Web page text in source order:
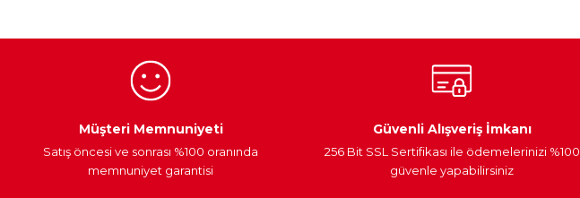
Egzoz Sistemi Ateşleme Sistemi
Müşteri Memnuniyeti
Satış öncesi ve sonrası %100 oranında
memnuniyet garantisi
Güvenli Alışveriş İmkanı
256 Bit SSL Sertifikası ile ödemelerinizi %100
güvenle yapabilirsiniz